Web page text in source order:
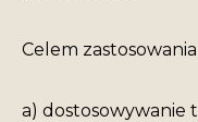
Celem
a) dostosowywanie